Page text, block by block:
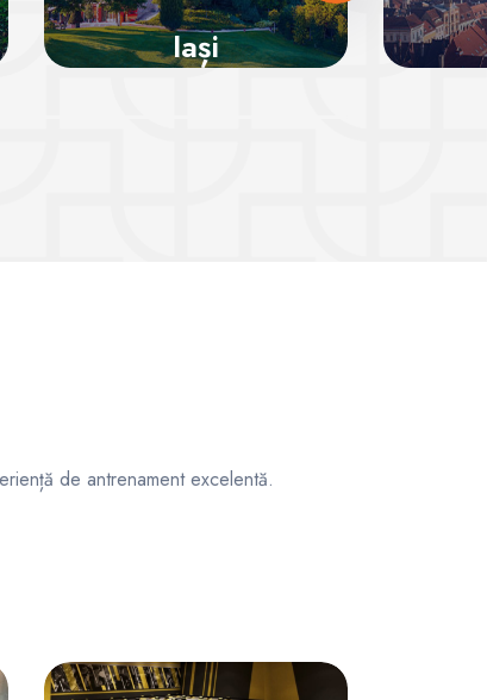
Iași
de antrenament excelentă.